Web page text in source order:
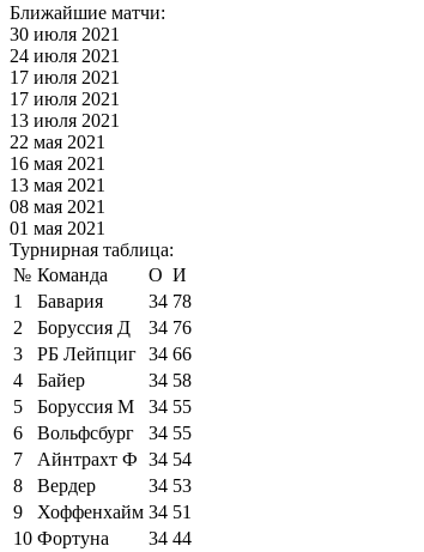
Ближайшие матчи:
30 июля 2021
24 июля 2021
17 июля 2021
17 июля 2021
13 июля 2021
22 мая 2021
16 мая 2021
13 мая 2021
08 мая 2021
01 мая 2021
Турнирная таблица:
№ Команда О И
1
Бавария 34 78
2
Боруссия Д 34 76
3
РБ Лейпциг 34 66
4
Байер 34 58
5
Боруссия М 34 55
6
Вольфсбург 34 55
7
Айнтрахт Ф 34 54
8
Вердер 34 53
9
Хоффенхайм 34 51
10 Фортуна 34 44